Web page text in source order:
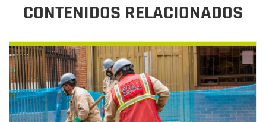
CONTENIDOS RELACIONADOS